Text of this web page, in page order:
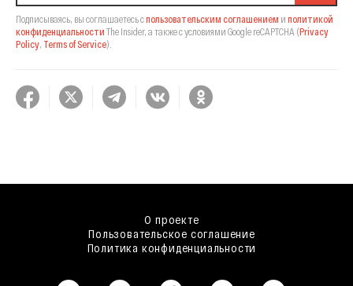
Подписываясь, вы соглашаетесь спользовательским соглашением и политикой
конфиденциальности The Insider, а также с условиями Google reCAPTCHA (Privacy
Policy, Terms of Service).
О проекте
Пользовательское соглашение
Политика конфиденциальности